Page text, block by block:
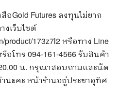
อGold Futures ลงทุนไม่ยาก
งเว็บไซต์
product/173z7l2หรือทาง Line
อโทร 094-161-4566 รับสินค้า
น. กรุณาสอบถามและนัด
นะคะ หน้าร้านอยู่ประชาอุทิศ